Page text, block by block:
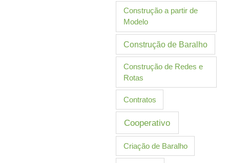
Construção a partir de
Modelo
Construção de Baralho
Construção de Redes e
Rotas
Contratos
Cooperativo
Criação de Baralho